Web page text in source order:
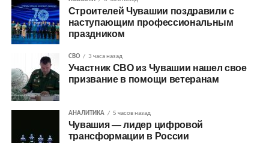
Строителей Чувашии поздравили с
наступающим профессиональным
праздником
СВО 3 часа назад
Участник СВО из Чувашии нашел свое
призвание в помощи ветеранам
АНАЛИТИКА 5 часов назад
Чувашия — лидер цифровой
трансформации в России